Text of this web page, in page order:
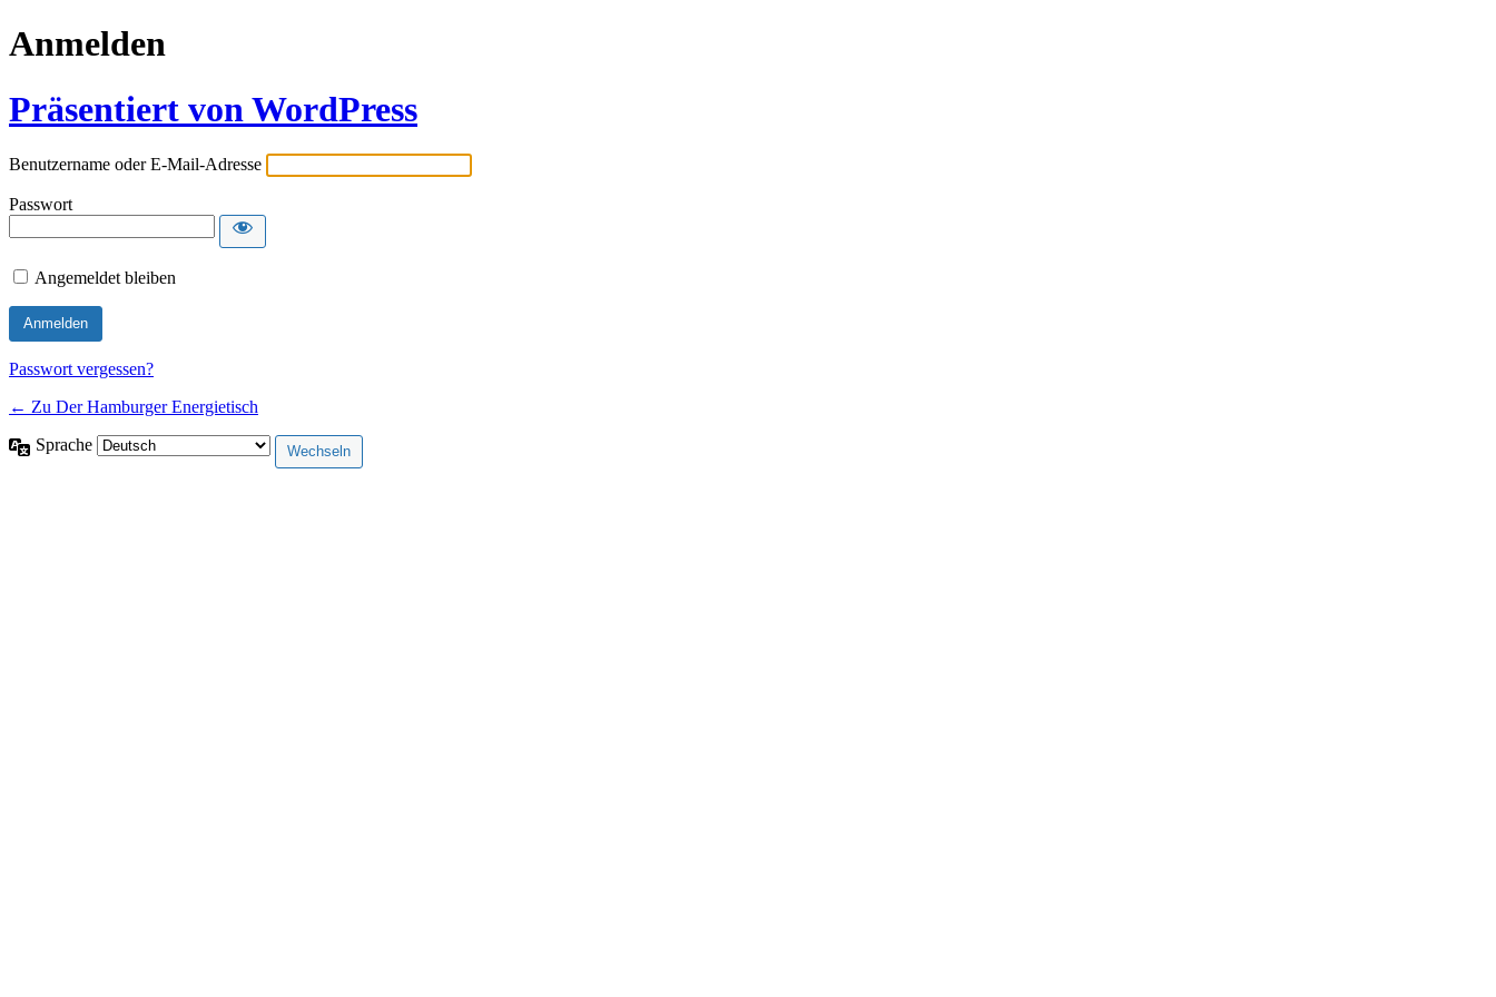
Anmelden
Präsentiert von WordPress
Benutzername oder E-Mail-Adresse
Passwort
Angemeldet bleiben
Passwort vergessen?
← Zu Der Hamburger Energietisch
Sprache